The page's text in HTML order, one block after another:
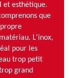
et esthétique.
que
L'inox,
pour les
trop petit
grand